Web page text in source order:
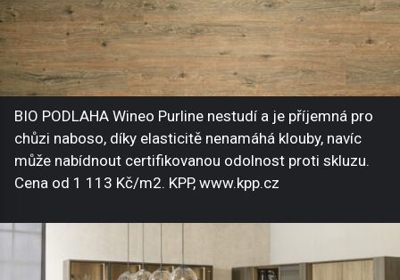
BIO PODLAHA Wineo Purline nestudí a je příjemná pro
chůzi naboso, díky elasticitě nenamáhá klouby, navíc
může nabídnout certifikovanou odolnost proti skluzu.
Cena od 1 113 Kč/m2. KPP, www.kpp.cz